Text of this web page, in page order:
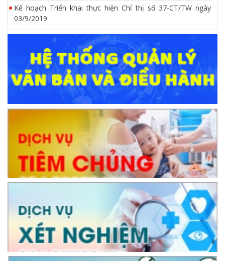
Kế hoạch Triển khai thực hiện Chỉ thị số 37-CT/TW ngày
03/9/2019